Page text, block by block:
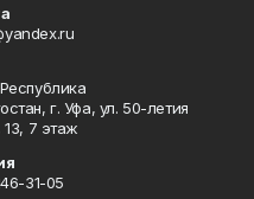
г. Уфа, ул. 50-летия
13, 7 этаж
31-05